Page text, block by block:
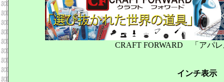
CRAFT FORWARD 「アパ
インチ表示